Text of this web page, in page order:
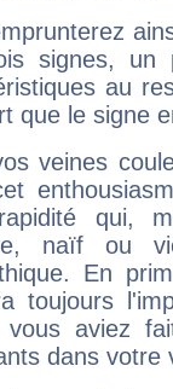
signes, un
au
que le signe
veines
qui,
naïf ou
En
toujours
vous aviez
dans votre